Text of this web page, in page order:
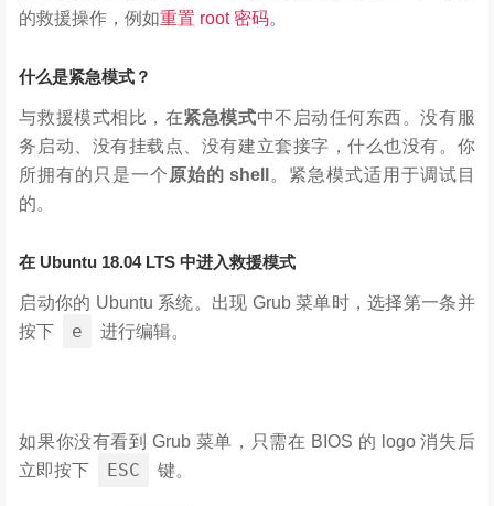
的救援操作，例如重置 root 密码。
什么是紧急模式？
与救援模式相比，在紧急模式中不启动任何东西。没有服
务启动、没有挂载点、没有建立套接字，什么也没有。你
所拥有的只是一个 原始的 shell
。紧急模式适用于调试目
的。
在 Ubuntu 18.04 LTS 中进入救援模式
启动你的 Ubuntu 系统。出现 Grub 菜单时，选择第一条并
按下
e 进行编辑。
如果你没有看到 Grub 菜单，只需在 BIOS 的 logo 消失后
立即按下
ESC 键。